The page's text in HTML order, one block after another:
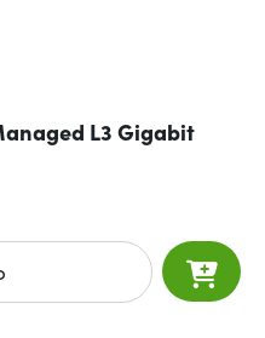
L3 Gigabit